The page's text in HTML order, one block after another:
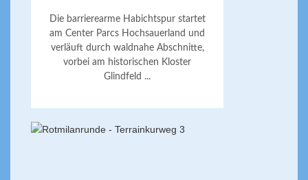
Die barrierearme Habichtspur startet
am Center Parcs Hochsauerland und
verläuft durch waldnahe Abschnitte,
vorbei am historischen Kloster
Glindfeld ...